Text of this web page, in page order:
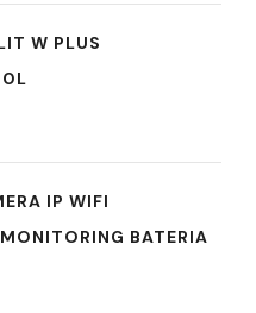
W PLUS
IP WIFI
BATERIA